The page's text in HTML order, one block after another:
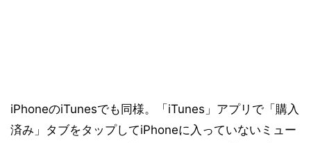
iPhoneのiTunesでも同様。「iTunes」アプリで「購入
済み」タブをタップしてiPhoneに入っていないミュー